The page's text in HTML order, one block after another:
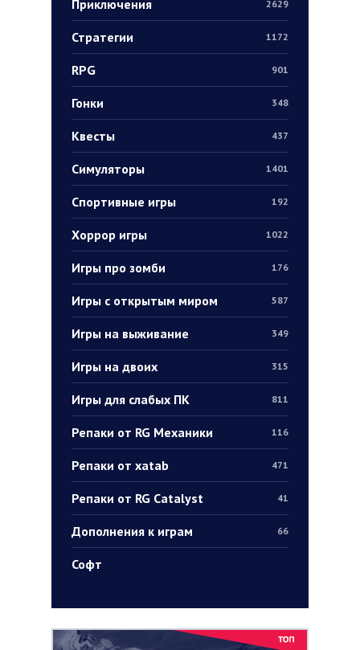
Приключения 2629
Стратегии 1172
RPG 901
Гонки 348
Квесты 437
Симуляторы 1401
Спортивные игры 192
Хоррор игры 1022
Игры про зомби 176
Игры с открытым миром 587
Игры на выживание 349
Игры на двоих 315
Игры для слабых ПК 811
Репаки от RG Механики 116
Репаки от xatab 471
Репаки от RG Catalyst 41
Дополнения к играм 66
Софт